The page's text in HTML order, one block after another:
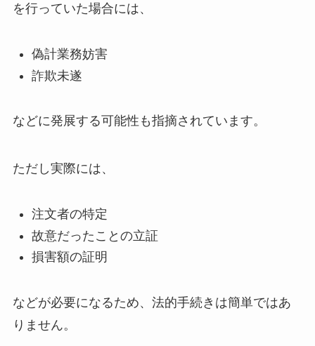
を行っていた場合には、
偽計業務妨害
詐欺未遂
などに発展する可能性も指摘されています。
ただし実際には、
注文者の特定
故意だったことの立証
損害額の証明
などが必要になるため、法的手続きは簡単ではあ
りません。